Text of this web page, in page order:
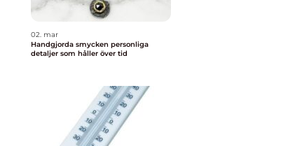
02. mar
Handgjorda smycken personliga
detaljer som håller över tid